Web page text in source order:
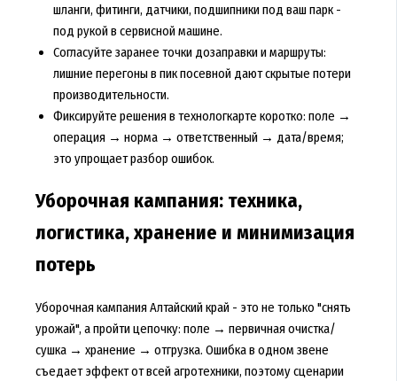
шланги, фитинги, датчики, подшипники под ваш парк -
под рукой в сервисной машине.
Согласуйте заранее точки дозаправки и маршруты:
лишние перегоны в пик посевной дают скрытые потери
производительности.
Фиксируйте решения в технологкарте коротко: поле →
операция → норма → ответственный → дата/время;
это упрощает разбор ошибок.
Уборочная кампания: техника,
логистика, хранение и минимизация
потерь
Уборочная кампания Алтайский край - это не только "снять
урожай", а пройти цепочку: поле → первичная очистка/
сушка → хранение → отгрузка. Ошибка в одном звене
съедает эффект от всей агротехники, поэтому сценарии